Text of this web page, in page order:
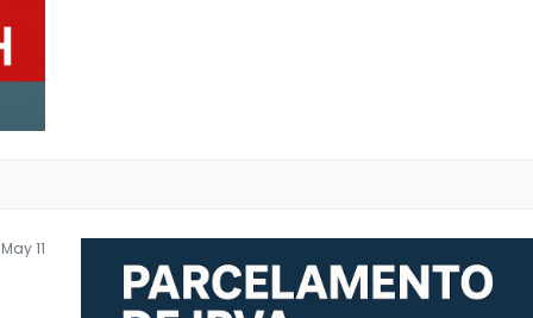
May 11